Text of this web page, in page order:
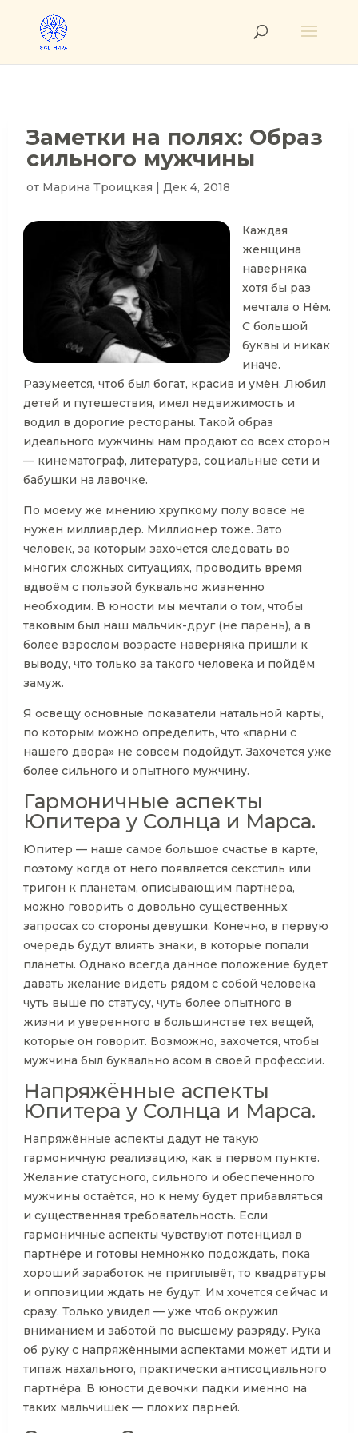
Заметки на полях: Образ
сильного мужчины
от Марина Троицкая | Дек 4, 2018
Каждая
женщина
наверняка
хотя бы раз
мечтала о Нём.
С большой
буквы и никак
иначе.
Разумеется, чтоб был богат, красив и умён. Любил
детей и путешествия, имел недвижимость и
водил в дорогие рестораны. Такой образ
идеального мужчины нам продают со всех сторон
— кинематограф, литература, социальные сети и
бабушки на лавочке.
По моему же мнению хрупкому полу вовсе не
нужен миллиардер. Миллионер тоже. Зато
человек, за которым захочется следовать во
многих сложных ситуациях, проводить время
вдвоём с пользой буквально жизненно
необходим. В юности мы мечтали о том, чтобы
таковым был наш мальчик-друг (не парень), а в
более взрослом возрасте наверняка пришли к
выводу, что только за такого человека и пойдём
замуж.
Я освещу основные показатели натальной карты,
по которым можно определить, что «парни с
нашего двора» не совсем подойдут. Захочется уже
более сильного и опытного мужчину.
Гармоничные аспекты
Юпитера у Солнца и Марса.
Юпитер — наше самое большое счастье в карте,
поэтому когда от него появляется секстиль или
тригон к планетам, описывающим партнёра,
можно говорить о довольно существенных
запросах со стороны девушки. Конечно, в первую
очередь будут влиять знаки, в которые попали
планеты. Однако всегда данное положение будет
давать желание видеть рядом с собой человека
чуть выше по статусу, чуть более опытного в
жизни и уверенного в большинстве тех вещей,
которые он говорит. Возможно, захочется, чтобы
мужчина был буквально асом в своей профессии.
Напряжённые аспекты
Юпитера у Солнца и Марса.
Напряжённые аспекты дадут не такую
гармоничную реализацию, как в первом пункте.
Желание статусного, сильного и обеспеченного
мужчины остаётся, но к нему будет прибавляться
и существенная требовательность. Если
гармоничные аспекты чувствуют потенциал в
партнёре и готовы немножко подождать, пока
хороший заработок не приплывёт, то квадратуры
и оппозиции ждать не будут. Им хочется сейчас и
сразу. Только увидел — уже чтоб окружил
вниманием и заботой по высшему разряду. Рука
об руку с напряжёнными аспектами может идти и
типаж нахального, практически антисоциального
партнёра. В юности девочки падки именно на
таких мальчишек — плохих парней.